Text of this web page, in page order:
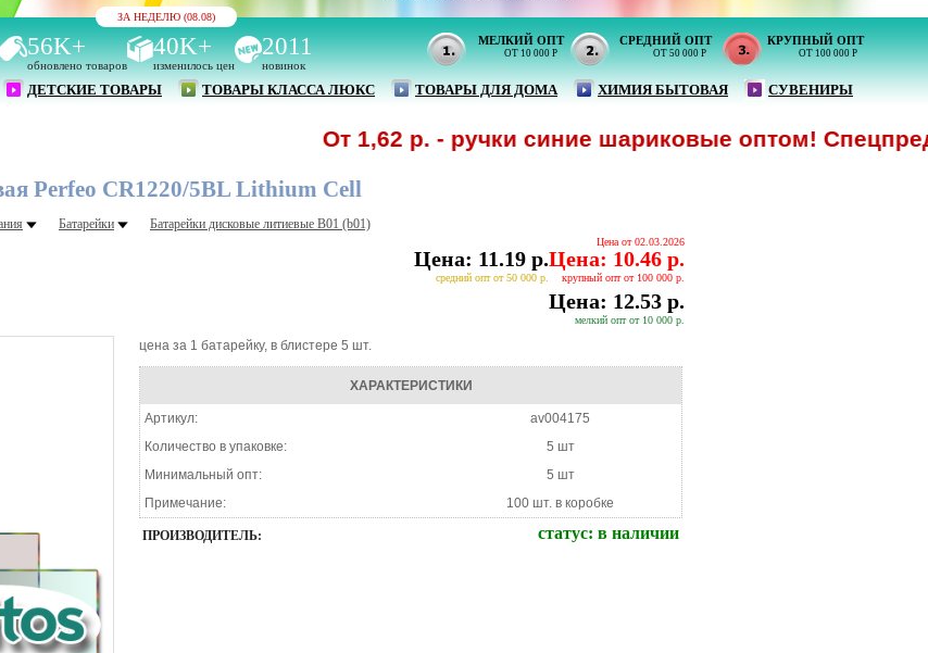
ЗА НЕДЕЛЮ (08.08)
56K+
обновлено товаров
40K+
изменилось цен
2011
новинок
МЕЛКИЙ ОПТ
ОТ 10 000 Р
СРЕДНИЙ ОПТ
ОТ 50 000 Р
КРУПНЫЙ ОПТ
ОТ 100 000 Р
ДЕТСКИЕ ТОВАРЫ ТОВАРЫ КЛАССА ЛЮКС ТОВАРЫ ДЛЯ ДОМА ХИМИЯ БЫТОВАЯ СУВЕНИРЫ
От 1,62 р. - ручки синие шариковые оптом!
Perfeo CR1220/5BL Lithium Cell
Батарейки Батарейки дисковые литиевые В01 (b01)
Цена от 02.03.2026
Цена: 10.46 р.
крупный опт от 100 000 р.
Цена: 11.19 р.
средний опт от 50 000 р.
Цена: 12.53 р.
мелкий опт от 10 000 р.
цена за 1 батарейку, в блистере 5 шт.
ХАРАКТЕРИСТИКИ
Артикул:
av004175
Количество в упаковке:
5 шт
Минимальный опт:
5 шт
Примечание:
100 шт. в коробке
ПРОИЗВОДИТЕЛЬ: статус: в наличии